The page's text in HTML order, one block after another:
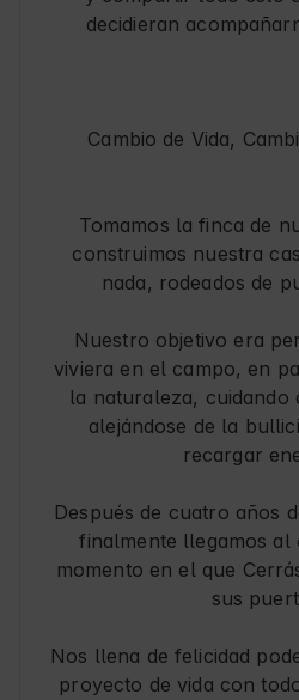
decidieran
Cambio de Vida,
Tomamos la finca de
construimos nuestra
nada, rodeados de
Nuestro objetivo era
viviera en el campo, en
la naturaleza, cuidando
alejándose de la
recargar
Después de cuatro años
finalmente llegamos al
momento en el que
sus
Nos llena de felicidad
proyecto de vida con